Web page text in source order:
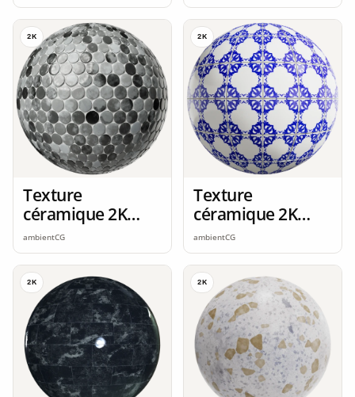
2K
Texture
céramique 2K
seamless
ambientCG
2K
Texture
céramique 2K
seamless
ambientCG
2K 2K